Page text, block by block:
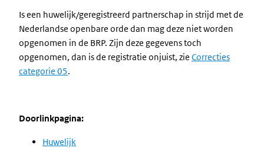
Is een huwelijk/geregistreerd partnerschap in strijd met de
Nederlandse openbare orde dan mag deze niet worden
opgenomen in de BRP. Zijn deze gegevens toch
opgenomen, dan is de registratie onjuist, zie Correcties
categorie 05.
Doorlinkpagina:
Huwelijk